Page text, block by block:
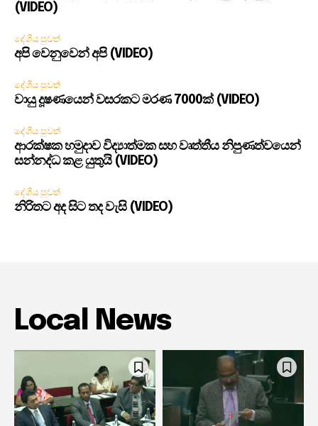
(VIDEO)
දේශීය පුවත්
අපි වෙනුවෙන් අපි (VIDEO)
දේශීය පුවත්
වායු දූෂණයෙන් වසරකට මරණ 7000ක් (VIDEO)
දේශීය පුවත්
ආරක්ෂක හමුදාව විද්‍යාත්මක සහ වෘත්තීය නිපුණත්වයෙන්
සන්නද්ධ කළ යුතුයි (VIDEO)
දේශීය පුවත්
නිරිතට අද සිට තද වැසි (VIDEO)
Local News